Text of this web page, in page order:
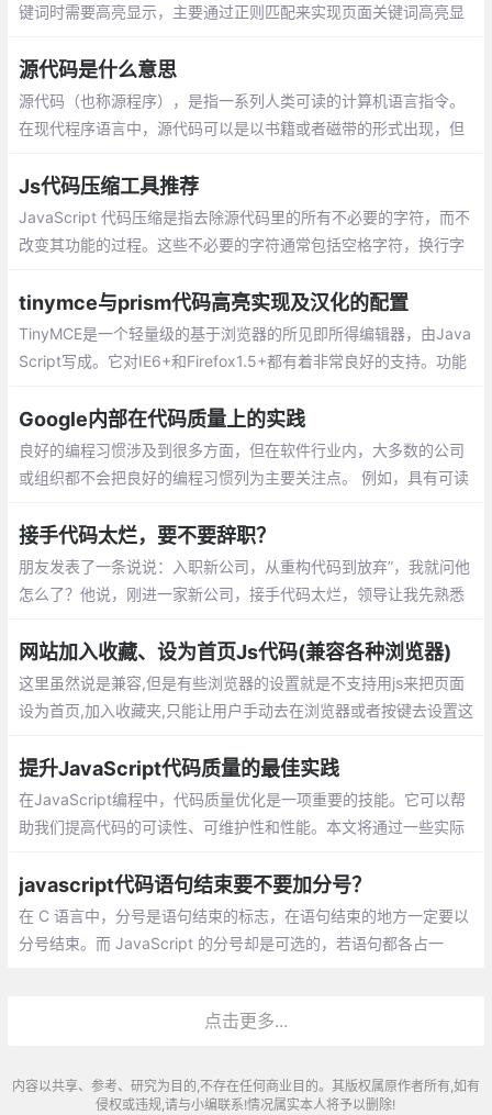
键词时需要高亮显示，主要通过正则匹配来实现页面关键词高亮显
筛选出符合关键字的内容并将关键字高亮
源代码是什么意思
源代码（也称源程序），是指一系列人类可读的计算机语言指令。
在现代程序语言中，源代码可以是以书籍或者磁带的形式出现，但
算机程序。
Js代码压缩工具推荐
JavaScript 代码压缩是指去除源代码里的所有不必要的字符，而不
改变其功能的过程。这些不必要的字符通常包括空格字符，换行字
执行。
tinymce与prism代码高亮实现及汉化的配置
TinyMCE是一个轻量级的基于浏览器的所见即所得编辑器，由Java
Script写成。它对IE6+和Firefox1.5+都有着非常良好的支持。功能
Google内部在代码质量上的实践
良好的编程习惯涉及到很多方面，但在软件行业内，大多数的公司
或组织都不会把良好的编程习惯列为主要关注点。 例如，具有可读
义，前者的意义在于可以让代码更易于理解和修改。
接手代码太烂，要不要辞职？
朋友发表了一条说说：入职新公司，从重构代码到放弃”，我就问他
怎么了？他说，刚进一家新公司，接手代码太烂，领导让我先熟悉
网站加入收藏、设为首页Js代码(兼容各种浏览器)
这里虽然说是兼容,但是有些浏览器的设置就是不支持用js来把页面
设为首页,加入收藏夹,只能让用户手动去在浏览器或者按键去设置这
提升JavaScript代码质量的最佳实践
在JavaScript编程中，代码质量优化是一项重要的技能。它可以帮
助我们提高代码的可读性、可维护性和性能。本文将通过一些实际
代码更加优雅。
javascript代码语句结束要不要加分号？
在 C 语言中，分号是语句结束的标志，在语句结束的地方一定要以
分号结束。而 JavaScript 的分号却是可选的，若语句都各占一
点击更多...
内容以共享、参考、研究为目的,不存在任何商业目的。其版权属原作者所有,如有
侵权或违规,请与小编联系!情况属实本人将予以删除!